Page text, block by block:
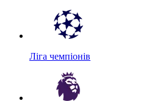
Ліга чемпіонів